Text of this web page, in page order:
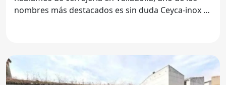
nombres más destacados es sin duda Ceyca-inox Sl.